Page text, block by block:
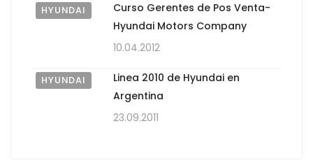
HYUNDAI
Curso Gerentes de Pos Venta-
Hyundai Motors Company
10.04.2012
HYUNDAI
Linea 2010 de Hyundai en
Argentina
23.09.2011